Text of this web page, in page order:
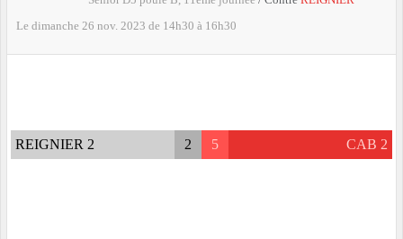
Le dimanche 26 nov. 2023 de 14h30 à 16h30
REIGNIER 2 2 5 CAB 2